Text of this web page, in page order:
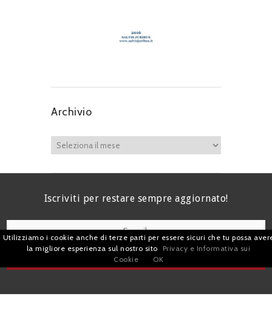
Archivio
Iscriviti per restare sempre aggiornato!
I agree terms and conditions.*
Utilizziamo i cookie anche di terze parti per essere sicuri che tu possa
la migliore esperienza sul nostro sito
Privacy e Informativa sui
Cookie
OK